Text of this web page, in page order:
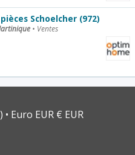
Schoelcher (972)
• Ventes
Euro EUR € EUR